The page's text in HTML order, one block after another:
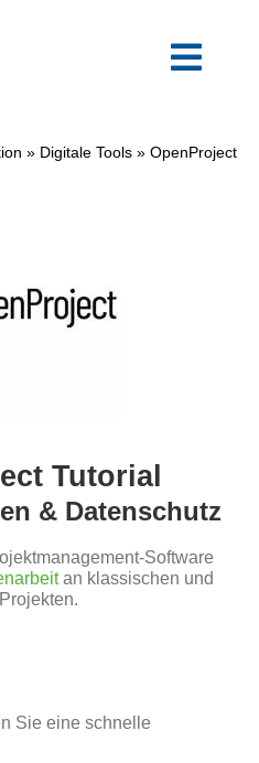
» Digitale Tools » OpenProject
Tutorial
& Datenschutz
Software
an klassischen und
Sie eine schnelle